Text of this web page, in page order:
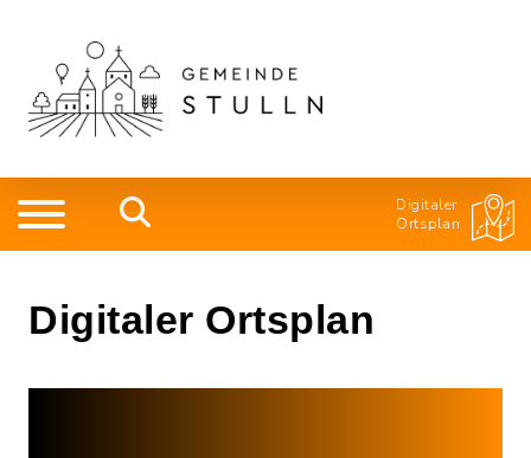
Digitaler
Ortsplan
Digitaler Ortsplan